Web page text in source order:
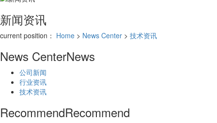
新闻资讯
current position： Home > News Center > 技术资讯
News CenterNews
公司新闻
行业资讯
技术资讯
RecommendRecommend